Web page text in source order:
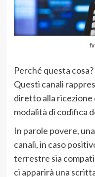
Perché questa
Questi canali
diretto alla ricezione
modalità di codifica
In parole povere,
canali, in caso
terrestre sia
ci apparirà una